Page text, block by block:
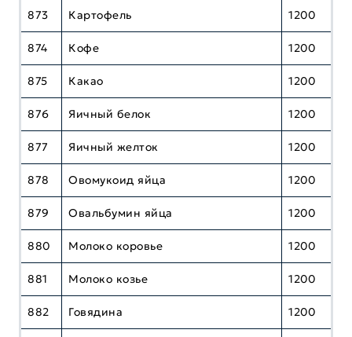
873 Картофель 1200
874 Кофе 1200
875 Какао 1200
876 Яичный белок 1200
877 Яичный желток 1200
878 Овомукоид яйца 1200
879 Овальбумин яйца 1200
880 Молоко коровье 1200
881 Молоко козье 1200
882 Говядина 1200